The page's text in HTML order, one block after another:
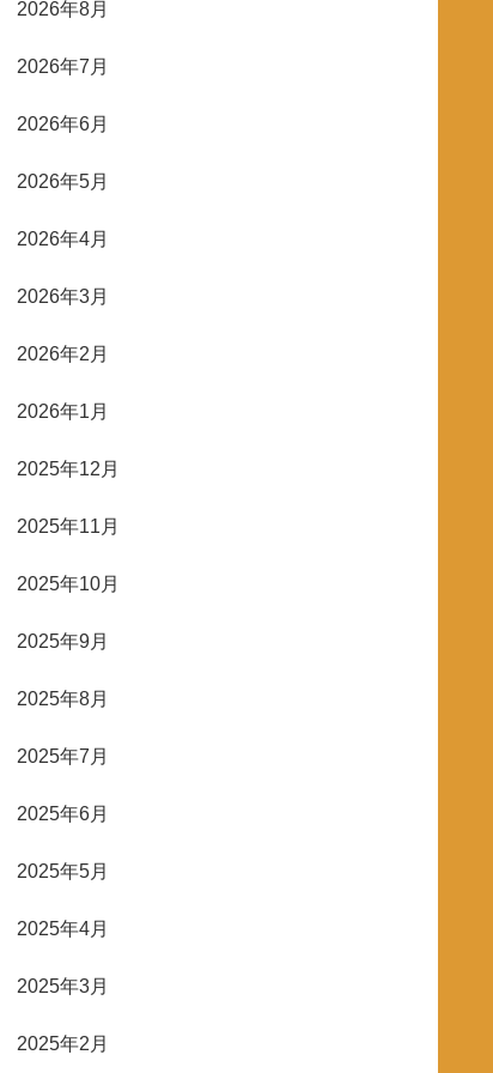
2026年8月
2026年7月
2026年6月
2026年5月
2026年4月
2026年3月
2026年2月
2026年1月
2025年12月
2025年11月
2025年10月
2025年9月
2025年8月
2025年7月
2025年6月
2025年5月
2025年4月
2025年3月
2025年2月